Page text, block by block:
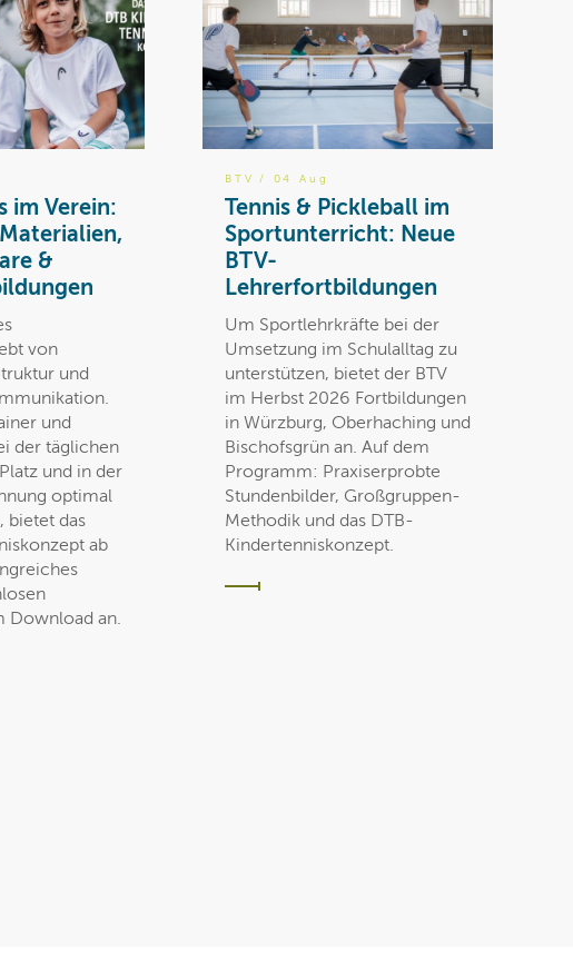
im Verein:
&
von
und
und
der täglichen
und in der
optimal
bietet das
ab
Download an.
BTV / 04 Aug
Tennis & Pickleball im
Sportunterricht: Neue
BTV-
Lehrerfortbildungen
Um Sportlehrkräfte bei der
Umsetzung im Schulalltag zu
unterstützen, bietet der BTV
im Herbst 2026 Fortbildungen
in Würzburg, Oberhaching und
Bischofsgrün an. Auf dem
Programm: Praxiserprobte
Stundenbilder, Großgruppen-
Methodik und das DTB-
Kindertenniskonzept.